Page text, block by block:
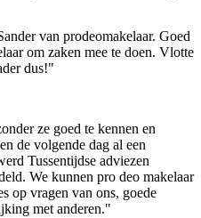
van prodeomakelaar. Goed
om zaken mee te doen. Vlotte
dus!"
ze goed te kennen en
de volgende dag al een
Tussentijdse adviezen
We kunnen pro deo makelaar
op vragen van ons, goede
met anderen."